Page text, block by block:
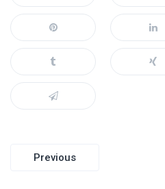
Navegación
Previous